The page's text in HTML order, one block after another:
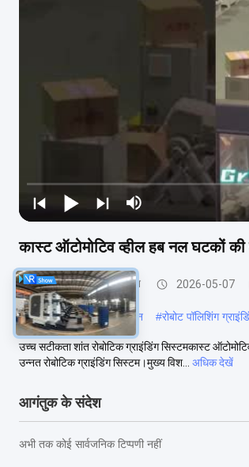
कास्ट ऑटोमोटिव व्हील हब नल घटकों की
पीसने और चमकाने की मशीन 2026-05-07
#गोल्फ क्लब हेड पॉलिशिंग मशीन #रोबोट पॉलिशिंग
उच्च सटीकता शांत रोबोटिक ग्राइंडिंग सिस्टमकास्ट
उन्नत रोबोटिक ग्राइंडिंग सिस्टम।मुख्य विश...
अधिक देखें
आगंतुक के संदेश
अभी तक कोई सार्वजनिक टिप्पणी नहीं